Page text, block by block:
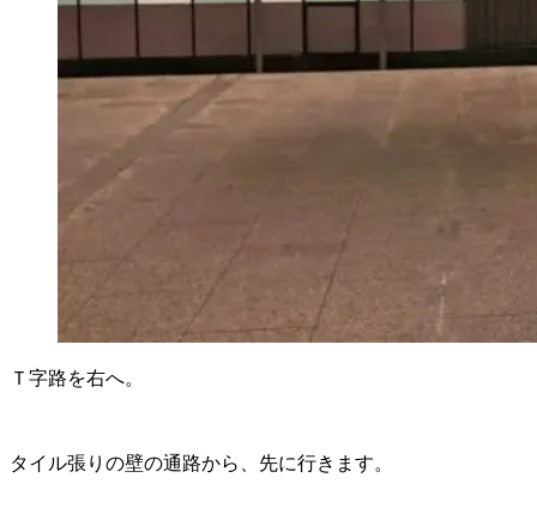
Ｔ字路を右へ。
タイル張りの壁の通路から、先に行きます。